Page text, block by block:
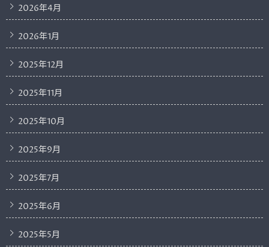
2026年4月
2026年1月
2025年12月
2025年11月
2025年10月
2025年9月
2025年7月
2025年6月
2025年5月